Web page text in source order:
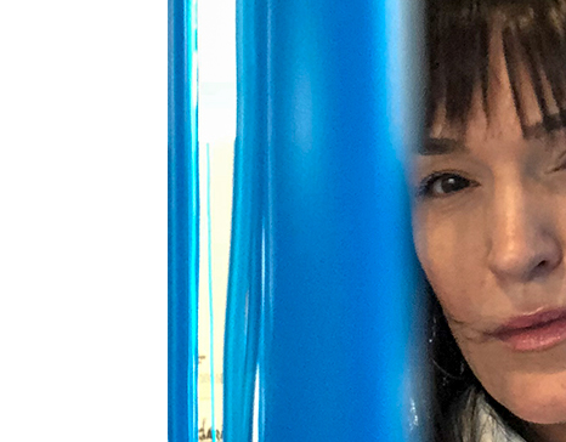
официальный
сайт.